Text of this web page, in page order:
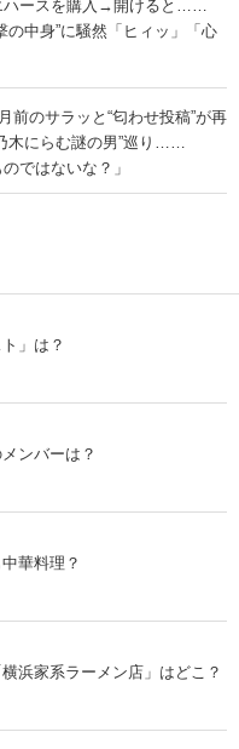
ハースを購入→開けると……
の中身”に騒然「ヒィッ」「心
前のサラッと“匂わせ投稿”が再
木にらむ謎の男”巡り……
ではないな？」
」は？
ンバーは？
華料理？
浜家系ラーメン店」はどこ？